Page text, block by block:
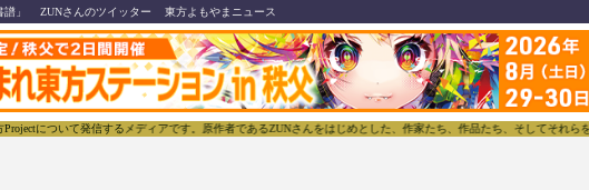
」 ZUNさんのツイッター 東方よもやまニュース
するメディアです。原作者であるZUNさんをはじめとした、作家たち、作品たち、そしてそれらをとりまく